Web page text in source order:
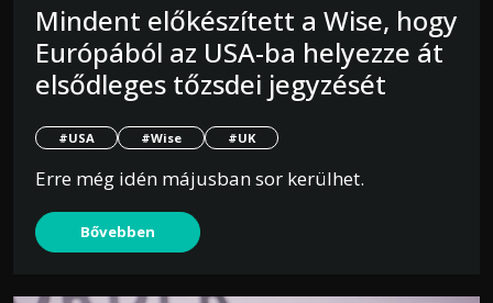
Mindent előkészített a Wise, hogy
Európából az USA-ba helyezze át
elsődleges tőzsdei jegyzését
#USA #Wise #UK
Erre még idén májusban sor kerülhet.
Bővebben